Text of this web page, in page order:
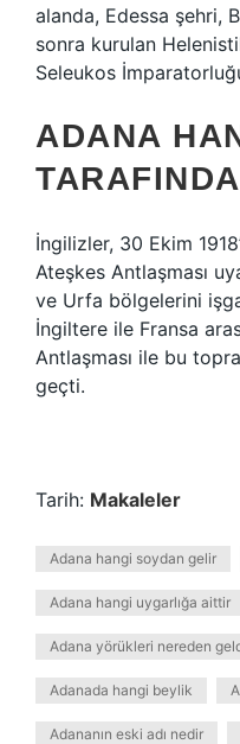
alanda, Edessa şehri,
sonra kurulan
Seleukos
ADANA
İngilizler, 30 Ekim
Ateşkes Antlaşması
ve Urfa bölgelerini
İngiltere ile Fransa
Antlaşması ile bu
geçti.
Tarih: Makaleler
Adana hangi soydan gelir
Adana hangi uygarlığa aittir
Adana yörükleri nereden
Adanada hangi beylik
Adananın eski adı nedir